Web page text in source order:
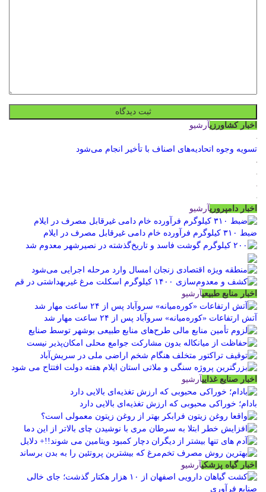
اخبار کشاورزیآرشیو
تسویه وجوه اتحادیه‌های اصناف با تأخیر انجام می‌شود
اخبار دامپروریآرشیو
ضبط ۳۱۰ کیلوگرم فرآورده خام دامی غیرقابل مصرف در ایلام
اخبار منابع طبیعیآرشیو
آتش ارتفاعات «کوره‌میانه» سروآباد پس از ۲۴ ساعت مهار شد
اخبار صنایع غذاییآرشیو
بادام؛ خوراکی محبوبی که ارزش تغذیه‌ای بالایی دارد
اخبار گیاه پزشکیآرشیو